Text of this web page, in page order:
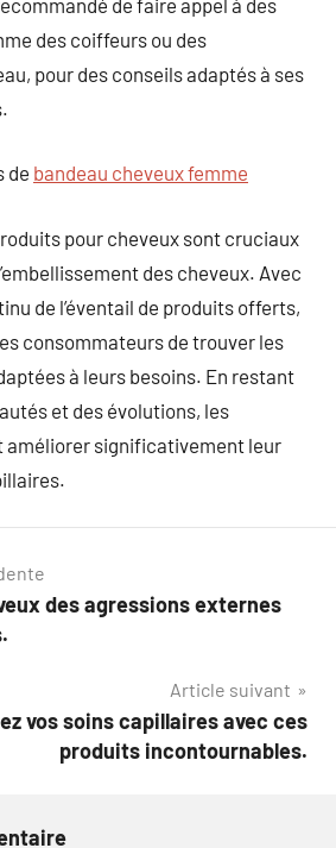
des coiffeurs ou des
pour des conseils adaptés à ses
de bandeau cheveux femme
pour cheveux sont cruciaux
des cheveux. Avec
de l’éventail de produits offerts,
consommateurs de trouver les
à leurs besoins. En restant
et des évolutions, les
améliorer significativement leur
des agressions externes
Article suivant
vos soins capillaires avec ces
produits incontournables.